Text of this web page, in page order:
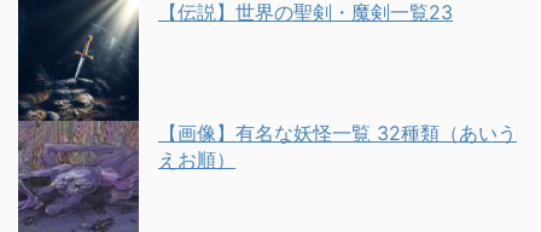
【伝説】世界の聖剣・魔剣一覧23
【画像】有名な妖怪一覧 32種類（あいう
えお順）